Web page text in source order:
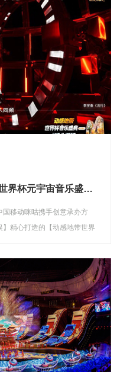
极致享受！全球首个数实融合世界杯元宇宙音乐盛典只为颠覆而来
移动咪咕携手创意承办方
】精心打造的【动感地带世界